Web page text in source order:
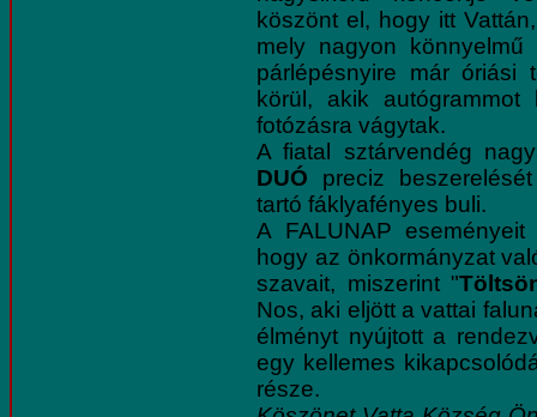
köszönt el, hogy itt
mely nagyon
párlépésnyire már óriási
körül, akik
fotózásra vágytak.
A fiatal sztárvendég
DUÓ preciz
tartó fáklyafényes buli.
A FALUNAP
hogy az önkormányzat
szavait, miszerint "
Nos, aki eljött a vattai
élményt nyújtott a
egy kellemes
része.